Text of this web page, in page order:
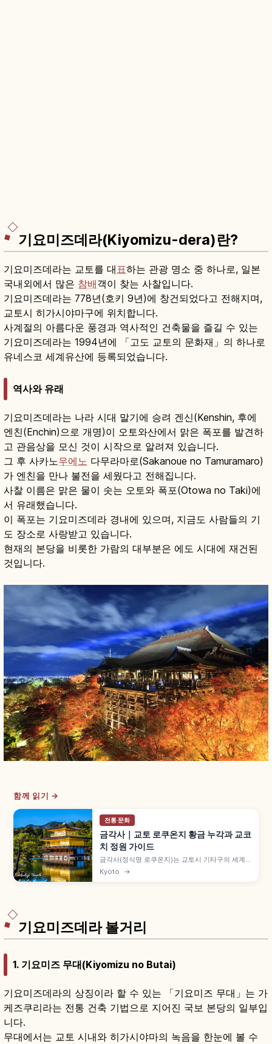
기요미즈데라(Kiyomizu-dera)란?
기요미즈데라는 교토를 대표하는 관광 명소 중 하나로, 일본
국내외에서 많은 참배객이 찾는 사찰입니다.
기요미즈데라는 778년(호키 9년)에 창건되었다고 전해지며,
교토시 히가시야마구에 위치합니다.
사계절의 아름다운 풍경과 역사적인 건축물을 즐길 수 있는
기요미즈데라는 1994년에 「고도 교토의 문화재」의 하나로
유네스코 세계유산에 등록되었습니다.
역사와 유래
기요미즈데라는 나라 시대 말기에 승려 겐신(Kenshin, 후에
엔친(Enchin)으로 개명)이 오토와산에서 맑은 폭포를 발견하
고 관음상을 모신 것이 시작으로 알려져 있습니다.
그 후 사카노우에노 다무라마로(Sakanoue no Tamuramaro)
가 엔친을 만나 불전을 세웠다고 전해집니다.
사찰 이름은 맑은 물이 솟는 오토와 폭포(Otowa no Taki)에
서 유래했습니다.
이 폭포는 기요미즈데라 경내에 있으며, 지금도 사람들의 기
도 장소로 사랑받고 있습니다.
현재의 본당을 비롯한 가람의 대부분은 에도 시대에 재건된
것입니다.
함께 읽기 →
전통 문화
금각사｜교토 로쿠온지 황금 누각과 교코
치 정원 가이드
금각사(정식명 로쿠온지)는 교토시 기타구의 세계
문화유산 사찰로, 금박 3층 누각 샤리덴이 상징입니
다. 교코치 연못에 비친 금각, 가을 단풍, 입장료와
Kyoto →
기요미즈데라 볼거리
1. 기요미즈 무대(Kiyomizu no Butai)
기요미즈데라의 상징이라 할 수 있는 「기요미즈 무대」는 가
케즈쿠리라는 전통 건축 기법으로 지어진 국보 본당의 일부입
니다.
무대에서는 교토 시내와 히가시야마의 녹음을 한눈에 볼 수